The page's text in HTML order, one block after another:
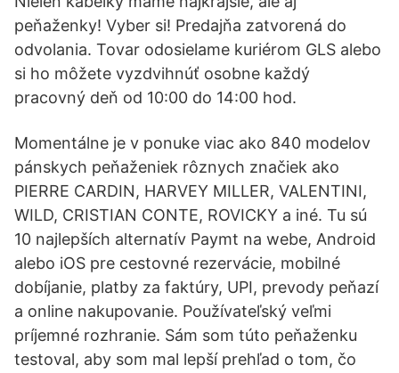
peňaženky! Vyber si! Predajňa zatvorená do
odvolania. Tovar odosielame kuriérom GLS alebo
si ho môžete vyzdvihnúť osobne každý
pracovný deň od 10:00 do 14:00 hod.
Momentálne je v ponuke viac ako 840 modelov
pánskych peňaženiek rôznych značiek ako
PIERRE CARDIN, HARVEY MILLER, VALENTINI,
WILD, CRISTIAN CONTE, ROVICKY a iné. Tu sú
10 najlepších alternatív Paymt na webe, Android
alebo iOS pre cestovné rezervácie, mobilné
dobíjanie, platby za faktúry, UPI, prevody peňazí
a online nakupovanie. Používateľský veľmi
príjemné rozhranie. Sám som túto peňaženku
testoval, aby som mal lepší prehľad o tom, čo